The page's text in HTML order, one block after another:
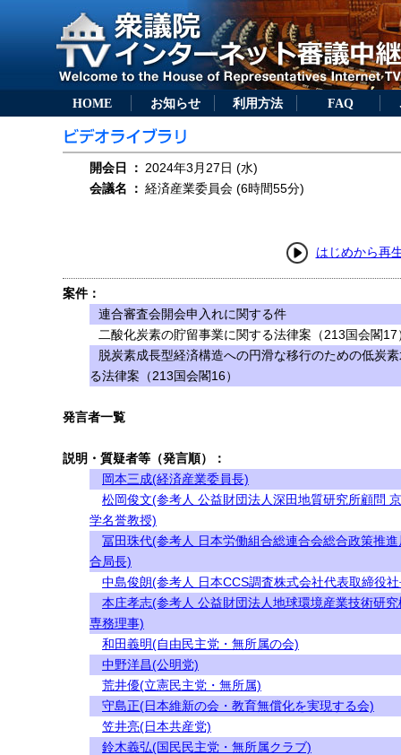
HOME お知らせ 利用方法 FAQ
開会日 ： 2024年3月27日 (水)
会議名
： 経済産業委員会 (6時間55分)
はじめから再
案件：
連合審査会開会申入れに関する件
二酸化炭素の貯留事業に関する法律案（213国会閣17
脱炭素成長型経済構造への円滑な移行のための低炭
る法律案（213国会閣16）
発言者一覧
説明・質疑者等（発言順）：
岡本三成(経済産業委員長)
松岡俊文(参考人 公益財団法人深田地質研究所顧問
学名誉教授)
冨田珠代(参考人 日本労働組合総連合会総合政策推進
合局長)
中島俊朗(参考人 日本CCS調査株式会社代表取締役
本庄孝志(参考人 公益財団法人地球環境産業技術研究
専務理事)
和田義明(自由民主党・無所属の会)
中野洋昌(公明党)
荒井優(立憲民主党・無所属)
守島正(日本維新の会・教育無償化を実現する会)
笠井亮(日本共産党)
鈴木義弘(国民民主党・無所属クラブ)